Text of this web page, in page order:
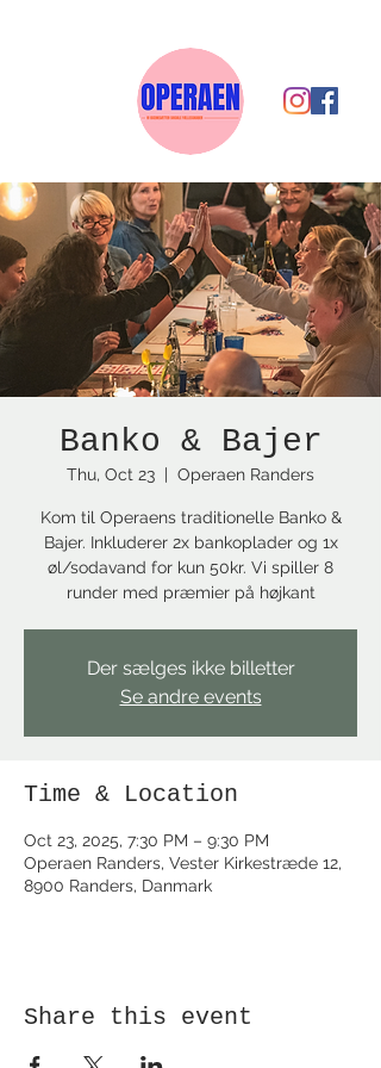
Banko & Bajer
Thu, Oct 23
  |
Operaen Randers
Kom til Operaens traditionelle Banko &
Bajer. Inkluderer 2x bankoplader og 1x
øl/sodavand for kun 50kr. Vi spiller 8
runder med præmier på højkant
Der sælges ikke billetter
Se andre events
Time & Location
Oct 23, 2025, 7:30 PM – 9:30 PM
Operaen Randers, Vester Kirkestræde 12,
8900 Randers, Danmark
Share this event